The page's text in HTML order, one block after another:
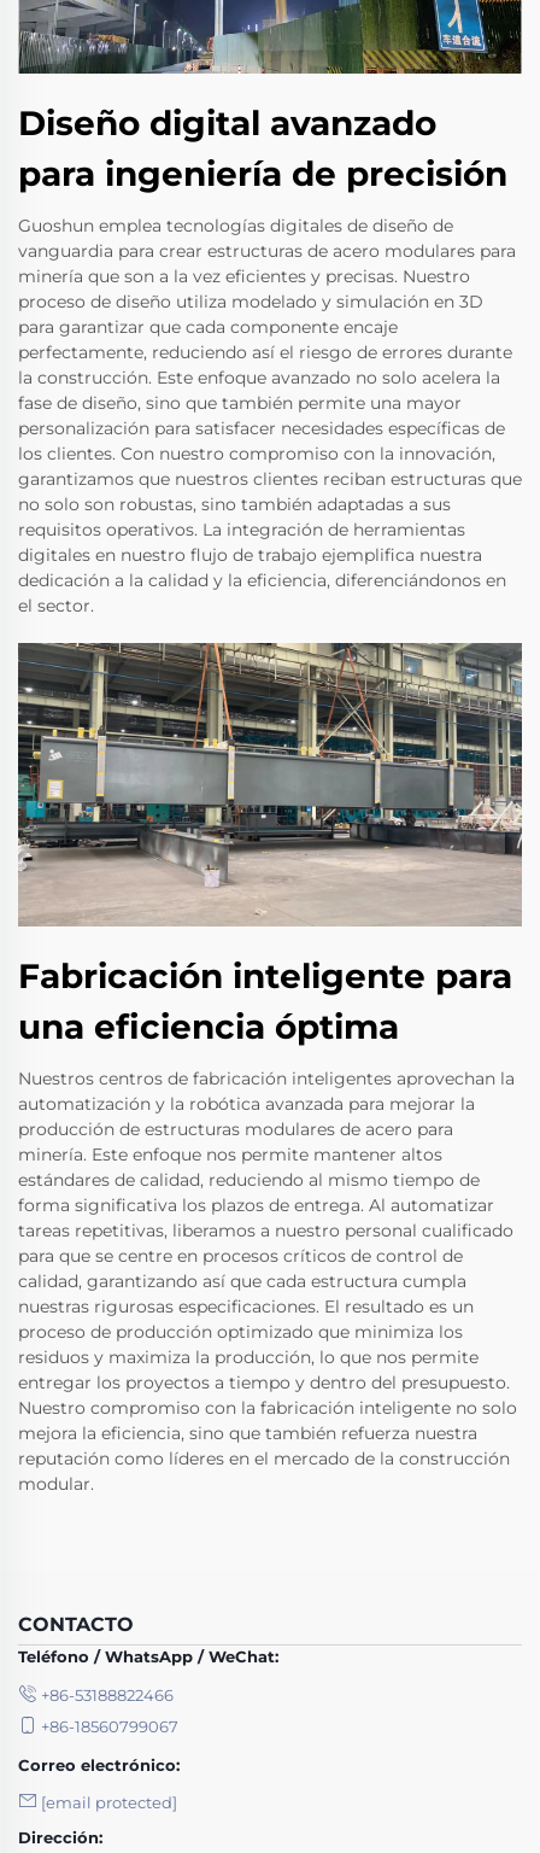
Diseño digital avanzado
para ingeniería de precisión
Guoshun emplea tecnologías digitales de diseño de
vanguardia para crear estructuras de acero modulares para
minería que son a la vez eficientes y precisas. Nuestro
proceso de diseño utiliza modelado y simulación en 3D
para garantizar que cada componente encaje
perfectamente, reduciendo así el riesgo de errores durante
la construcción. Este enfoque avanzado no solo acelera la
fase de diseño, sino que también permite una mayor
personalización para satisfacer necesidades específicas de
los clientes. Con nuestro compromiso con la innovación,
garantizamos que nuestros clientes reciban estructuras que
no solo son robustas, sino también adaptadas a sus
requisitos operativos. La integración de herramientas
digitales en nuestro flujo de trabajo ejemplifica nuestra
dedicación a la calidad y la eficiencia, diferenciándonos en
el sector.
Fabricación inteligente para
una eficiencia óptima
Nuestros centros de fabricación inteligentes aprovechan la
automatización y la robótica avanzada para mejorar la
producción de estructuras modulares de acero para
minería. Este enfoque nos permite mantener altos
estándares de calidad, reduciendo al mismo tiempo de
forma significativa los plazos de entrega. Al automatizar
tareas repetitivas, liberamos a nuestro personal cualificado
para que se centre en procesos críticos de control de
calidad, garantizando así que cada estructura cumpla
nuestras rigurosas especificaciones. El resultado es un
proceso de producción optimizado que minimiza los
residuos y maximiza la producción, lo que nos permite
entregar los proyectos a tiempo y dentro del presupuesto.
Nuestro compromiso con la fabricación inteligente no solo
mejora la eficiencia, sino que también refuerza nuestra
reputación como líderes en el mercado de la construcción
modular.
CONTACTO
Teléfono / WhatsApp / WeChat:
+86-53188822466
+86-18560799067
Correo electrónico:
[email protected]
Dirección: